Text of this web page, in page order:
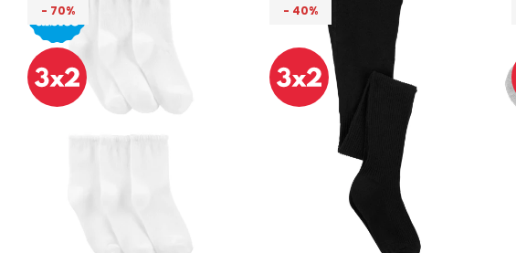
70 40